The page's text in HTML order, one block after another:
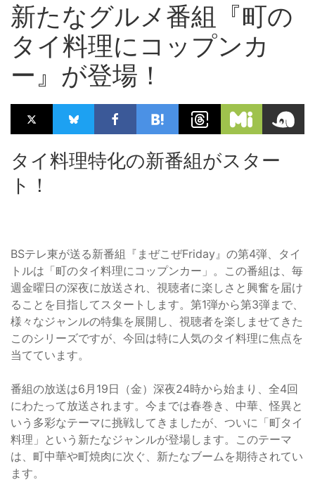
新たなグルメ番組『町の
タイ料理にコップンカ
ー』が登場！
タイ料理特化の新番組がスター
ト！
BSテレ東が送る新番組『まぜこぜFriday』の第4弾、タイ
トルは「町のタイ料理にコップンカー」。この番組は、毎
週金曜日の深夜に放送され、視聴者に楽しさと興奮を届け
ることを目指してスタートします。第1弾から第3弾まで、
様々なジャンルの特集を展開し、視聴者を楽しませてきた
このシリーズですが、今回は特に人気のタイ料理に焦点を
当てています。
番組の放送は6月19日（金）深夜24時から始まり、全4回
にわたって放送されます。今までは春巻き、中華、怪異と
いう多彩なテーマに挑戦してきましたが、ついに「町タイ
料理」という新たなジャンルが登場します。このテーマ
は、町中華や町焼肉に次ぐ、新たなブームを期待されてい
ます。